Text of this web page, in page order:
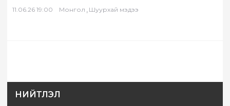
тэмдэглэхээр бэлтгэж байна….
11.06.26 19:00 Монгол , Шуурхай мэдээ
НИЙТЛЭЛ